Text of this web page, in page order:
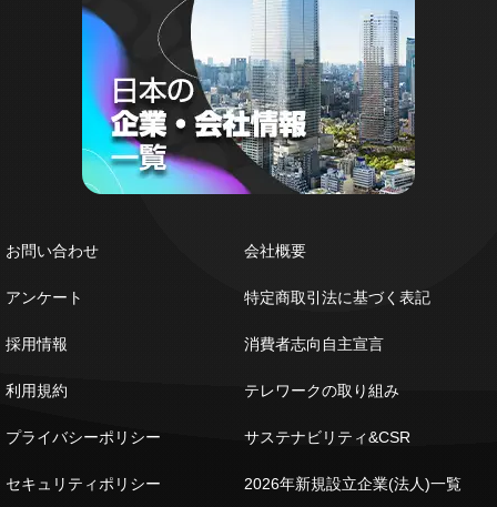
お問い合わせ
アンケート
採用情報
利用規約
プライバシーポリシー
セキュリティポリシー
会社概要
特定商取引法に基づく表記
消費者志向自主宣言
テレワークの取り組み
サステナビリティ&CSR
2026年新規設立企業(法人)一覧